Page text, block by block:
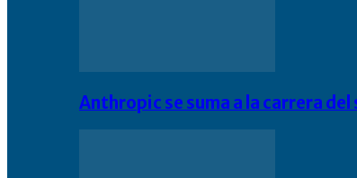
Anthropic se suma a la carrera